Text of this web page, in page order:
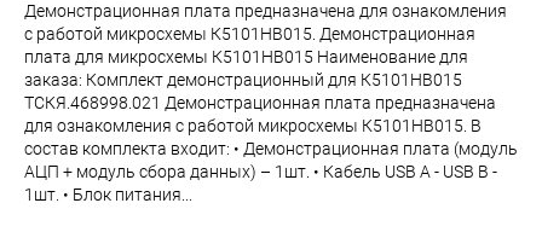
Демонстрационная плата предназначена для ознакомления
с работой микросхемы К5101НВ015. Демонстрационная
плата для микросхемы К5101НВ015 Наименование для
заказа: Комплект демонстрационный для К5101НВ015
ТСКЯ.468998.021 Демонстрационная плата предназначена
для ознакомления с работой микросхемы К5101НВ015. В
состав комплекта входит: • Демонстрационная плата (модуль
АЦП + модуль сбора данных) – 1шт. • Кабель USB A - USB B -
1шт. • Блок питания...